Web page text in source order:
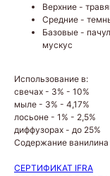
Верхние -
Средние -
Базовые -
мускус
Использование в:
свечах - 3% - 10%
мыле - 3% - 4,17%
лосьоне - 1% - 2,5%
диффузорах - до 25%
Содержание ванилина
СЕРТИФИКАТ IFRA